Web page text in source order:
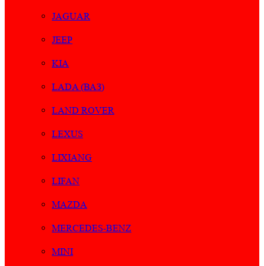
JAGUAR
JEEP
KIA
LADA (ВАЗ)
LAND ROVER
LEXUS
LIXIANG
LIFAN
MAZDA
MERCEDES-BENZ
MINI